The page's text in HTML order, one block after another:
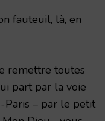
fauteuil, là, en
remettre toutes
part par la voie
Paris – par le petit